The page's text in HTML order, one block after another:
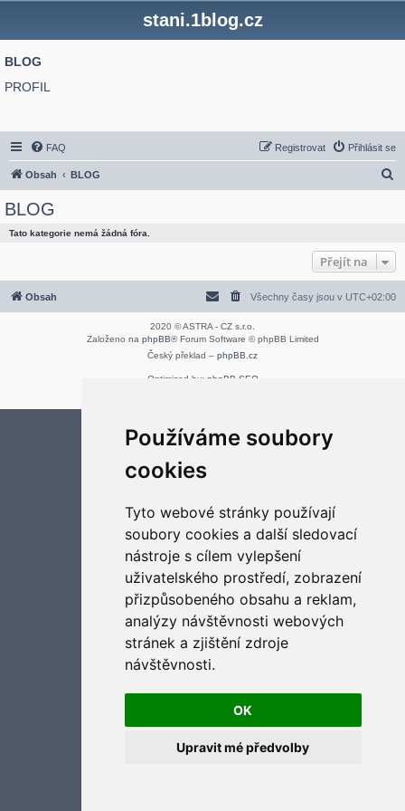
Používáme soubory
cookies
Tyto webové stránky používají
soubory cookies a další sledovací
nástroje s cílem vylepšení
uživatelského prostředí, zobrazení
přizpůsobeného obsahu a reklam,
analýzy návštěvnosti webových
stránek a zjištění zdroje
návštěvnosti.
OK
Upravit mé předvolby
stani.1blog.cz
BLOG
PROFIL
FAQ Přihlásit se
Registrovat
Obsah BLOG
t
BLOG
Tato kategorie nemá žádná fóra.
Přejít na
Obsah Všechny časy jsou v UTC+02:00
2020 © ASTRA - CZ s.r.o.
Založeno na phpBB® Forum Software © phpBB Limited
Český překlad – phpBB.cz
Optimized by: phpBB SEO
Aktualizujte předvolby souborů cookies